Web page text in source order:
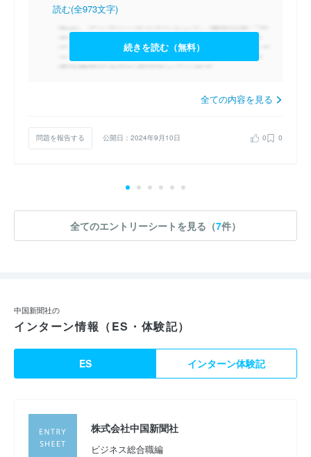
読む(全973文字)
続きを読む（無料）
全ての内容を見る
問題を報告する 公開日：2024年9月10日 0 0
全てのエントリーシートを見る（7件）
中国新聞社の
インターン情報（ES・体験記）
ES インターン体験記
株式会社中国新聞社
ビジネス総合職編